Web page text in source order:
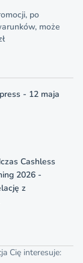
po
może
- 12 maja
Cashless
2026 -
z
Cię interesuje: